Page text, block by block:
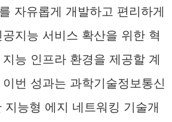
자유롭게 개발하고 편리하게
지능 서비스 확산을 위한 혁
능 인프라 환경을 제공할 계
번 성과는 과학기술정보통신
지능형 에지 네트워킹 기술개